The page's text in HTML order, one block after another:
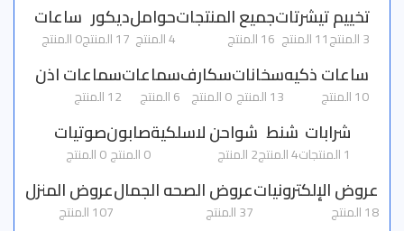
تخييم
3 المنتج
تيشرتات
11 المنتج
جميع المنتجات
16 المنتج
حوامل
4 المنتج
ديكور
17 المنتج
ساعات
0 المنتج
ساعات ذكيه
10 المنتج
سخانات
13 المنتج
سكارف
0 المنتج
سماعات
6 المنتج
سماعات اذن
12 المنتج
شرابات
1 المنتجات
شنط
4 المنتج
شواحن لاسلكية
2 المنتج
صابون
0 المنتج
صوتيات
0 المنتج
عروض الإلكترونيات
18 المنتج
عروض الصحه الجمال
37 المنتج
عروض المنزل
107 المنتج